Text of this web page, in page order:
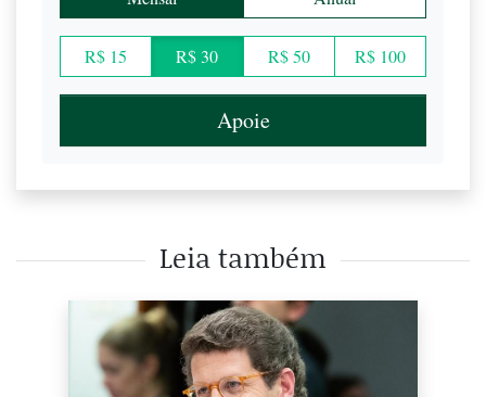
R$ 15 R$ 30 R$ 50 R$ 100
Apoie
Leia também